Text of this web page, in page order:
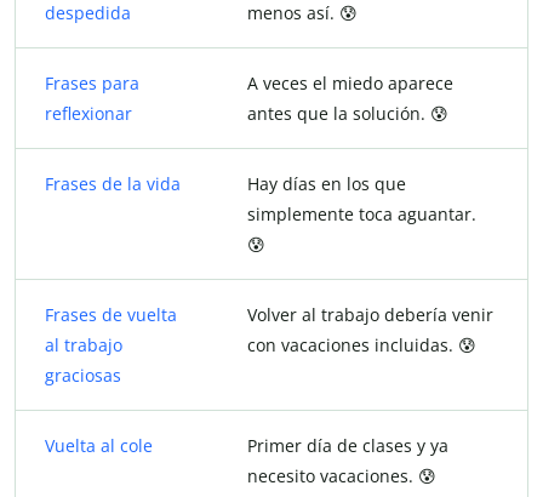
despedida
menos así. 😰
Frases para
reflexionar
A veces el miedo aparece
antes que la solución. 😰
Frases de la vida
Hay días en los que
simplemente toca aguantar.
😰
Frases de vuelta
al trabajo
graciosas
Volver al trabajo debería venir
con vacaciones incluidas. 😰
Vuelta al cole
Primer día de clases y ya
necesito vacaciones. 😰